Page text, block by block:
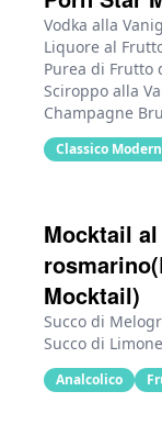
Vodka alla
Liquore al
Purea di Frutto
Sciroppo alla
Champagne
Classico
Mocktail
Mocktail)
Succo di
Succo di Limone
Analcolico